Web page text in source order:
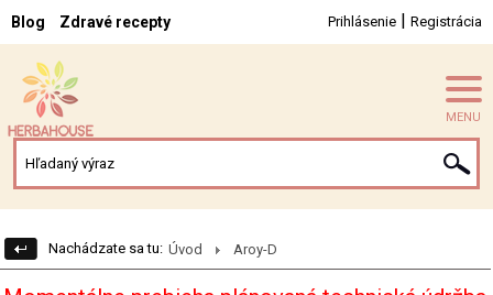
Blog Zdravé recepty Prihlásenie | Registrácia
MENU
Nachádzate sa tu: Úvod Aroy-D